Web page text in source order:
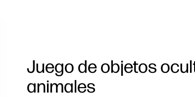
Juego de objetos
animales